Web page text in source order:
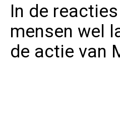
In de
mensen wel
de actie van